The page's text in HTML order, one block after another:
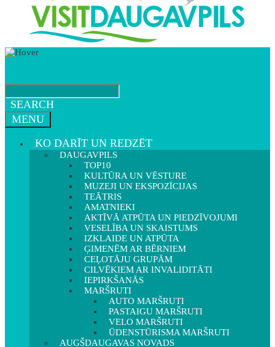
SEARCH
MENU
KO DARĪT UN REDZĒT
DAUGAVPILS
TOP10
KULTŪRA UN VĒSTURE
MUZEJI UN EKSPOZĪCIJAS
TEĀTRIS
AMATNIEKI
AKTĪVĀ ATPŪTA UN PIEDZĪVOJUMI
VESELĪBA UN SKAISTUMS
IZKLAIDE UN ATPŪTA
ĢIMENĒM AR BĒRNIEM
CEĻOTĀJU GRUPĀM
CILVĒKIEM AR INVALIDITĀTI
IEPIRKŠANĀS
MARŠRUTI
AUTO MARŠRUTI
PASTAIGU MARŠRUTI
VELO MARŠRUTI
ŪDENSTŪRISMA MARŠRUTI
AUGŠDAUGAVAS NOVADS